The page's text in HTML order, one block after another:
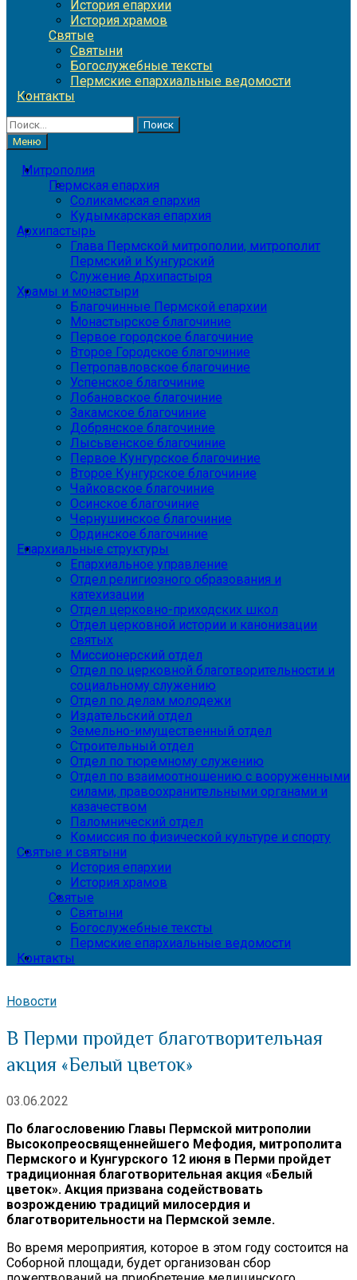
История епархии
История храмов
Святые
Святыни
Богослужебные тексты
Пермские епархиальные ведомости
Контакты
Найти:
Меню
Митрополия
Пермская епархия
Соликамская епархия
Кудымкарская епархия
Архипастырь
Глава Пермской митрополии, митрополит
Пермский и Кунгурский
Служение Архипастыря
Храмы и монастыри
Благочинные Пермской епархии
Монастырское благочиние
Первое городское благочиние
Второе Городское благочиние
Петропавловское благочиние
Успенское благочиние
Лобановское благочиние
Закамское благочиние
Добрянское благочиние
Лысьвенское благочиние
Первое Кунгурское благочиние
Второе Кунгурское благочиние
Чайковское благочиние
Осинское благочиние
Чернушинское благочиние
Ординское благочиние
Епархиальные структуры
Епархиальное управление
Отдел религиозного образования и
катехизации
Отдел церковно-приходских школ
Отдел церковной истории и канонизации
святых
Миссионерский отдел
Отдел по церковной благотворительности и
социальному служению
Отдел по делам молодежи
Издательский отдел
Земельно-имущественный отдел
Строительный отдел
Отдел по тюремному служению
Отдел по взаимоотношению с вооруженными
силами, правоохранительными органами и
казачеством
Паломнический отдел
Комиссия по физической культуре и спорту
Святые и святыни
История епархии
История храмов
Святые
Святыни
Богослужебные тексты
Пермские епархиальные ведомости
Контакты
Новости
В Перми пройдет благотворительная
акция «Белый цветок»
03.06.2022
По благословению Главы Пермской митрополии
Высокопреосвященнейшего Мефодия, митрополита
Пермского и Кунгурского 12 июня в Перми пройдет
традиционная благотворительная акция «Белый
цветок». Акция призвана содействовать
возрождению традиций милосердия и
благотворительности на Пермской земле.
Во время мероприятия, которое в этом году состоится на
Соборной площади, будет организован сбор